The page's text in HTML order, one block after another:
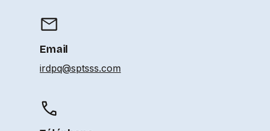
Email
irdpq@sptsss.com